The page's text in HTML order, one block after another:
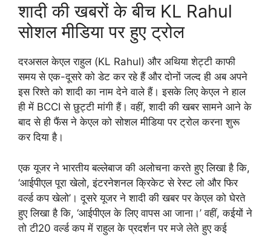
शादी की खबरों के बीच KL Rahul
सोशल मीडिया पर हुए ट्रोल
दरअसल केएल राहुल (KL Rahul) और अथिया शेट्टी काफी
समय से एक-दूसरे को डेट कर रहे हैं और दोनों जल्द ही अब अपने
इस रिश्ते को शादी का नाम देने वाले हैं। इसके लिए केएल ने हाल
ही में BCCI से छुट्टी मांगी हैं। वहीं, शादी की खबर सामने आने के
बाद से ही फैंस ने केएल को सोशल मीडिया पर ट्रोल करना शुरू
कर दिया है।
एक यूजर ने भारतीय बल्लेबाज की अलोचना करते हुए लिखा है कि,
‘आईपीएल पूरा खेलो, इंटरनेशनल क्रिकेट से रेस्ट लो और फिर
वर्ल्ड कप खेलो’। दूसरे यूजर ने शादी की खबर पर केएल को घेरते
हुए लिखा है कि, ‘आईपीएल के लिए वापस आ जाना।’ वहीं, कईयों ने
तो टी20 वर्ल्ड कप में राहुल के प्रदर्शन पर मजे लेते हुए कई